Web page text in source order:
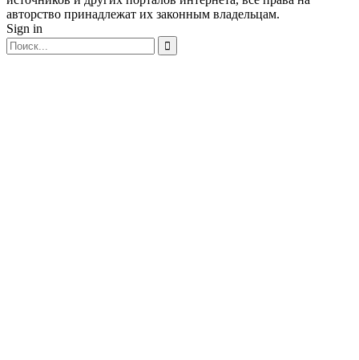
авторство принадлежат их законным владельцам.
Sign in